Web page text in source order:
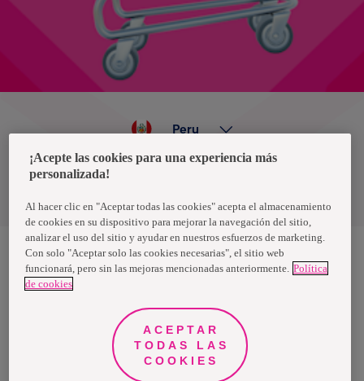
Política de privacidad de datos
Peru
Nosotras, una marca de Essity - una compañía global líder en
higiene y salud. Cada día, mil millones de personas, en todo el
propósito es romper barreras por el bienestar en beneficio de
consumidores, pacientes, cuidadores, clientes y la sociedad en
general. Vendemos en aproximadamente 150 países bajo las
principales marcas globales TENA y Tork, así como otras marcas
como Actimove, Cutimed, JOBST, Knix, Leukoplast, Libero, Libresse,
Lotus, Modibodi, Nosotras, Saba, Tempo, TOM Organic y Zewa. En
¡Acepte las cookies para una experiencia más
personalizada!
Al hacer clic en "Aceptar todas las cookies" acepta el almacenamiento
de cookies en su dispositivo para mejorar la navegación del sitio,
analizar el uso del sitio y ayudar en nuestros esfuerzos de marketing.
Con solo "Aceptar solo las cookies necesarias", el sitio web
funcionará, pero sin las mejoras mencionadas anteriormente. Política
de cookies
ACEPTAR
TODAS LAS
COOKIES